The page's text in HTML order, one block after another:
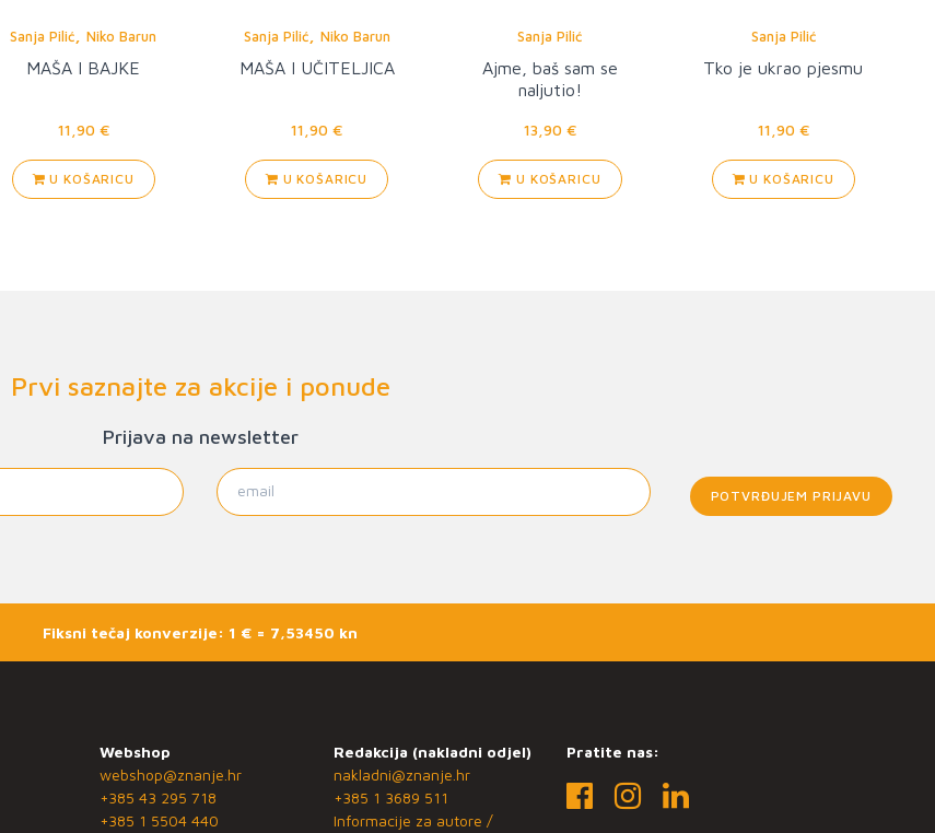
Sanja Pilić ,Niko Barun
MAŠA I BAJKE
11,90 €
U KOŠARICU
Sanja Pilić, Niko Barun
MAŠA I UČITELJICA
11,90 €
U KOŠARICU
Sanja Pilić
Ajme, baš sam se
naljutio!
13,90 €
U KOŠARICU
Sanja Pilić
Tko je ukrao pjesmu
11,90 €
U KOŠARICU
Prvi saznajte za akcije i ponude
Prijava na newsletter
POTVRĐUJEM PRIJAVU
Fiksni tečaj konverzije: 1 € = 7,53450 kn
Webshop
webshop@znanje.hr
+385 43 295 718
+385 1 5504 440
Redakcija (nakladni odjel)
nakladni@znanje.hr
+385 1 3689 511
Informacije za autore /
Pratite nas: